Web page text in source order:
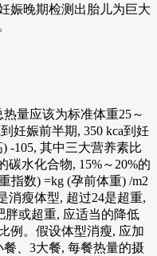
娠晚期检测出胎儿为巨大
量应该为标准体重25～
妊娠前半期, 350 kca到妊
-105, 其中三大营养素比
碳水化合物, 15%～20%的
指数) =kg (孕前体重) /m2
消瘦体型, 超过24是超重,
胖或超重, 应适当的降低
例。假设体型消瘦, 应加
、3大餐, 每餐热量的摄